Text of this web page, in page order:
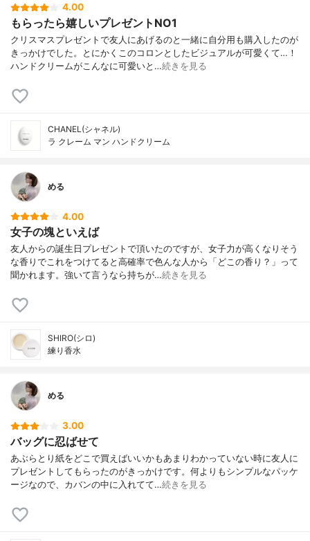
4.00
もらったら嬉しいプレゼントNO1
クリスマスプレゼントで友人にあげるのと一緒に自分用も購入したのが
きっかけでした。とにかくこのコロンとしたビジュアルが可愛くて…！
ハンドクリームがこんなに可愛いと…続きを見る
CHANEL(シャネル)
ラ クレーム マン ハンドクリーム
める
4.00
女子の塊といえば
友人からの誕生日プレゼントで頂いたのですが、女子力が高くなりそう
な香りでこれをつけてると高確率で色んな人から「どこの香り？」って
聞かれます。強いて言うなら持ちが…続きを見る
SHIRO(シロ)
練り香水
める
3.00
バッグに忍ばせて
あぶらとり紙をどこで買えばいいかもあまりわかっていない時に友人に
プレゼントしてもらったのがきっかけです。何よりもシンプルなパッケ
ージなので、カバンの中に入れてて…続きを見る